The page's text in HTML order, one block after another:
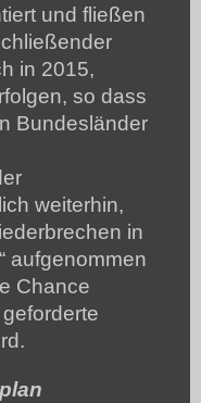
und fließen
in 2015,
so dass
Bundesländer
weiterhin,
in
aufgenommen
Chance